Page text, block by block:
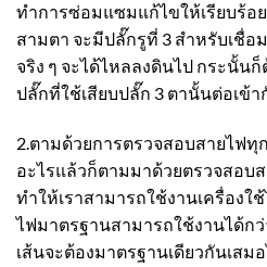
ทำการซ่อมแซมแก้ไขให้เรียบร้อ
สามตา จะมีปลั๊กรูที่ 3 สำหรับเชื่อ
จริง ๆ จะได้ไหลลงดินไป กระนั้น
ปลั๊กที่ใช้เสียบปลั๊ก 3 ตานั้นต่อเข้
2.ตามด้วยการตรวจสอบสายไฟทุ
อะไรแล้วก็ตามมาด้วยตรวจสอ
ทำให้เราสามารถใช้งานเครื่องใ
ไฟมาตรฐานสามารถใช้งานได้ก
เส้นจะต้องมาตรฐานเดียวกันเสม